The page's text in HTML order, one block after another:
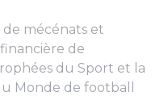
mécénats et
de
du Sport et la
Monde de football